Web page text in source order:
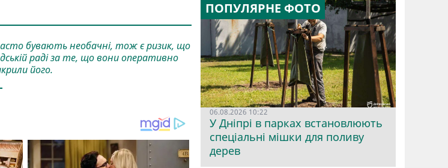
бувають необачні, тож є ризик, що
раді за те, що вони оперативно
його.
ПОПУЛЯРНЕ ФОТО
06.08.2026 10:22
У Дніпрі в парках встановлюють
спеціальні мішки для поливу
дерев